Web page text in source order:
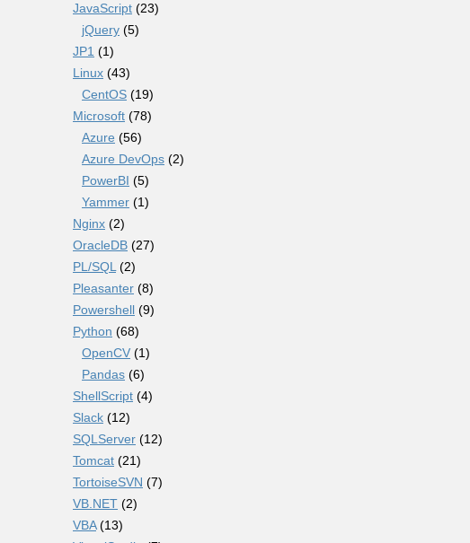
JavaScript (23)
jQuery (5)
JP1 (1)
Linux (43)
CentOS (19)
Microsoft (78)
Azure (56)
Azure DevOps (2)
PowerBI (5)
Yammer (1)
Nginx (2)
OracleDB (27)
PL/SQL (2)
Pleasanter (8)
Powershell (9)
Python (68)
OpenCV (1)
Pandas (6)
ShellScript (4)
Slack (12)
SQLServer (12)
Tomcat (21)
TortoiseSVN (7)
VB.NET (2)
VBA(13)